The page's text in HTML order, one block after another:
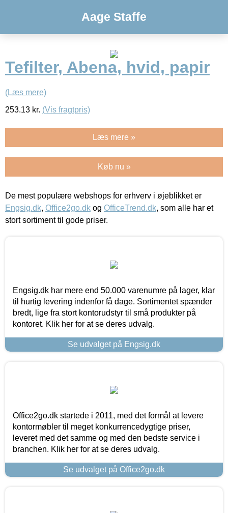
Aage Staffe
Tefilter, Abena, hvid, papir
(Læs mere)
253.13 kr. (Vis fragtpris)
Læs mere »
Køb nu »
De mest populære webshops for erhverv i øjeblikket er
Engsig.dk, Office2go.dk og OfficeTrend.dk, som alle har et
stort sortiment til gode priser.
Engsig.dk har mere end 50.000 varenumre på lager, klar
til hurtig levering indenfor få dage. Sortimentet spænder
bredt, lige fra stort kontorudstyr til små produkter på
kontoret. Klik her for at se deres udvalg.
Se udvalget på Engsig.dk
Office2go.dk startede i 2011, med det formål at levere
kontormøbler til meget konkurrencedygtige priser,
leveret med det samme og med den bedste service i
branchen. Klik her for at se deres udvalg.
Se udvalget på Office2go.dk